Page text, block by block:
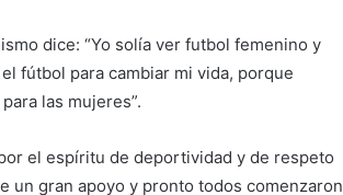
dice: “Yo solía ver futbol femenino y
fútbol para cambiar mi vida, porque
las mujeres”.
el espíritu de deportividad y de respeto
un gran apoyo y pronto todos comenzaron